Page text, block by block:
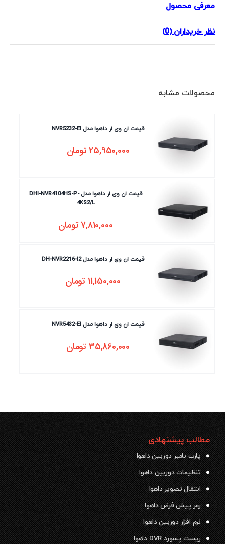
معرفی محصول
نظر خریداران (0)
محصولات مشابه
قیمت ان وی ار داهوا مدل NVR5232-EI
25,950,000تومان
قیمت ان وی ار داهوا مدل DHI-NVR4104HS-P-
4KS2/L
7,810,000تومان
قیمت ان وی ار داهوا مدل DH-NVR2216-I2
11,150,000تومان
قیمت ان وی ار داهوا مدل NVR5432-EI
35,860,000تومان
مطالب پیشنهادی
پارت نامبر دوربین داهوا
تنظیمات دوربین داهوا
انتقال تصویر داهوا
رمز پیش فرض داهوا
نرم افزار دوربین داهوا
ریست پسورد DVR داهوا